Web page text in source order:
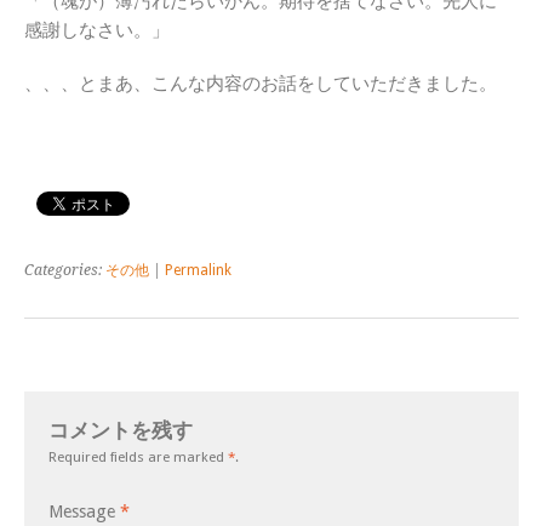
感謝しなさい。」
、、、とまあ、こんな内容のお話をしていただきました。
Categories: その他 Permalink
コメントを残す
Required fields are marked *.
Message *